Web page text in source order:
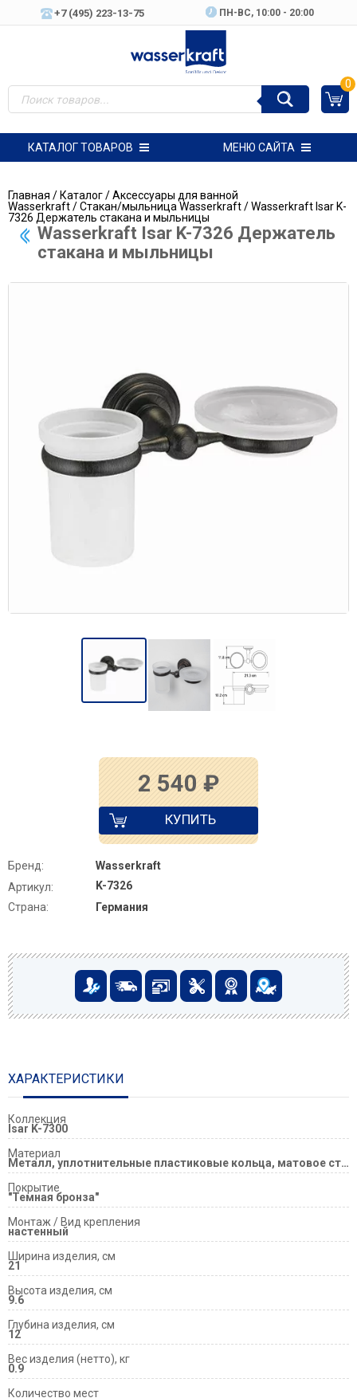
+7 (495) 223-13-75 ПН-ВC, 10:00 - 20:00
0
КАТАЛОГ ТОВАРОВ МЕНЮ САЙТА
Главная /Каталог/Аксессуары для ванной
Wasserkraft/Стакан/мыльница Wasserkraft/ Wasserkraft Isar K-
7326 Держатель стакана и мыльницы
Wasserkraft Isar K-7326 Держатель
стакана и мыльницы
2 540 ₽
КУПИТЬ
Бренд:
Wasserkraft
Артикул:
K-7326
Страна:
Германия
ХАРАКТЕРИСТИКИ
Коллекция
Isar K-7300
Материал
Металл, уплотнительные пластиковые кольца, матовое стекло
Покрытие
"Темная бронза"
Монтаж / Вид крепления
настенный
Ширина изделия, см
21
Высота изделия, см
9.6
Глубина изделия, см
12
Вес изделия (нетто), кг
0.9
Количество мест